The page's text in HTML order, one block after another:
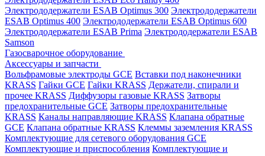
Электрододержатели ESAB Optimus 300 Электрододержатели
ESAB Optimus 400 Электрододержатели ESAB Optimus 600
Электрододержатели ESAB Prima Электрододержатели ESAB
Samson
Газосварочное оборудование
Аксессуары и запчасти
Вольфрамовые электроды GCE Вставки под наконечники
KRASS Гайки GCE Гайки KRASS Держатели, спирали и
прочее KRASS Диффузоры газовые KRASS Затворы
предохранительные GCE Затворы предохранительные
KRASS Каналы направляющие KRASS Клапана обратные
GCE Клапана обратные KRASS Клеммы заземления KRASS
Комплектующие для сетевого оборудования GCE
Комплектующие и приспособления Комплектующие и